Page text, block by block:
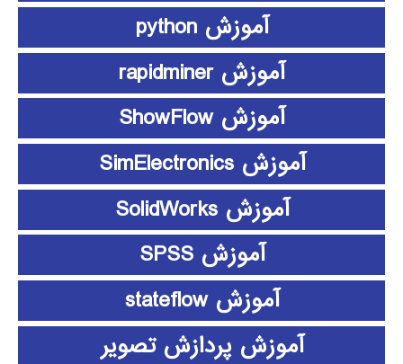
آموزش python
آموزش rapidminer
آموزش ShowFlow
آموزش SimElectronics
آموزش SolidWorks
آموزش SPSS
آموزش stateflow
آموزش پردازش تصویر